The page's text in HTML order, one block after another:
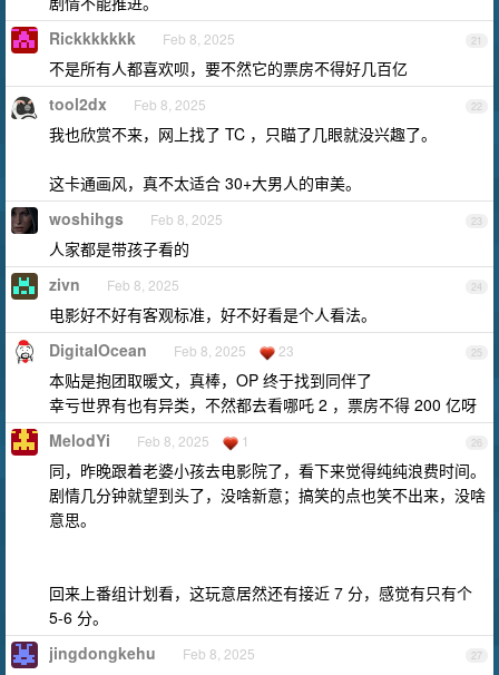
21
Rickkkkkkk Feb 8, 2025
不是所有人都喜欢呗，要不然它的票房不得好几百亿
22
tool2dx Feb 8, 2025
我也欣赏不来，网上找了 TC ，只瞄了几眼就没兴趣了。
这卡通画风，真不太适合 30+大男人的审美。
23
woshihgs Feb 8, 2025
人家都是带孩子看的
24
zivn Feb 8, 2025
电影好不好有客观标准，好不好看是个人看法。
25
DigitaIOcean Feb 8, 2025 23
本贴是抱团取暖文，真棒，OP 终于找到同伴了
幸亏世界有也有异类，不然都去看哪吒 2 ，票房不得 200 亿呀
26
MelodYi Feb 8, 2025 1
同，昨晚跟着老婆小孩去电影院了，看下来觉得纯纯浪费时间。
剧情几分钟就望到头了，没啥新意；搞笑的点也笑不出来，没啥
意思。
回来上番组计划看，这玩意居然还有接近 7 分，感觉有只有个
5-6 分。
27
jingdongkehu Feb 8, 2025